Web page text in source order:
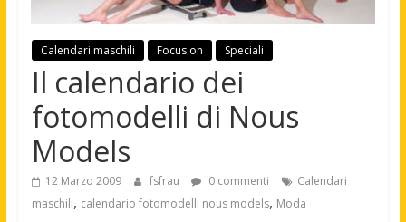
Calendari maschili Focus on Speciali
Il calendario dei
fotomodelli di Nous
Models
12 Marzo 2009 fsfrau 0 commenti
Calendari
maschili, calendario fotomodelli nous models, Moda